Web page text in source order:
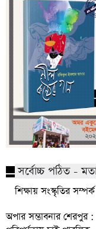
সর্বোচ্চ পঠিত -
শিক্ষায় সংস্কৃতির সম্পর্ক
অপার সম্ভাবনার শেরপুর :